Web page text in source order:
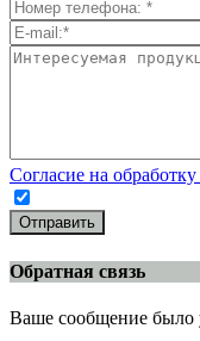
Согласие на
Отправить
Обратная связь
Ваше сообщение было